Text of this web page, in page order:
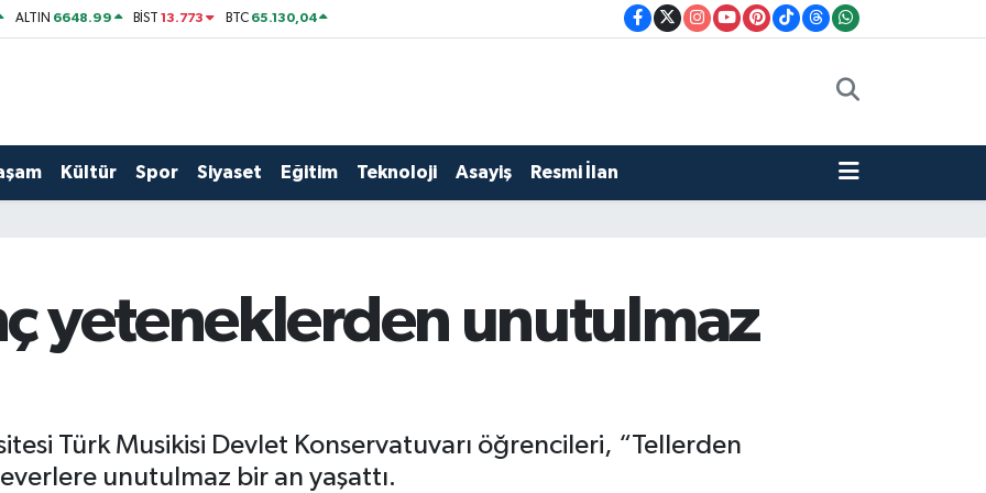
ALTIN 6648.99 BİST13.773 BTC 65.130,04
Kültür Spor Siyaset Eğitim Teknoloji Asayiş Resmi İlan
yeteneklerden unutulmaz
Türk Musikisi Devlet Konservatuvarı öğrencileri, “Tellerden
unutulmaz bir an yaşattı.